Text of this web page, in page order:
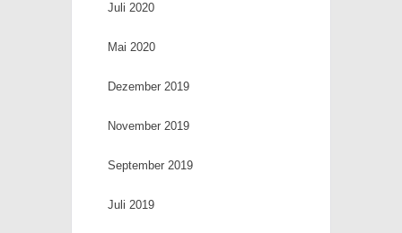
Juli 2020
Mai 2020
Dezember 2019
November 2019
September 2019
Juli 2019